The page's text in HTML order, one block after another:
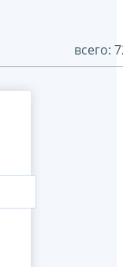
всего: